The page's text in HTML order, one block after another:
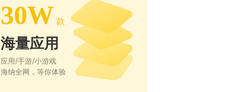
30W 款
海量应用
应用/手游/小游戏
海纳全网，等你体验